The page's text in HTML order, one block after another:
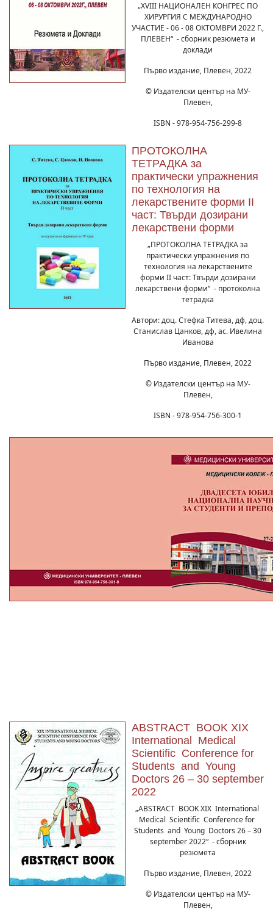
„XVIII НАЦИОНАЛЕН КОНГРЕС ПО
ХИРУРГИЯ С МЕЖДУНАРОДНО
УЧАСТИЕ - 06 - 08 ОКТОМВРИ 2022 Г.,
ПЛЕВЕН“ - сборник резюмета и
доклади
Първо издание, Плевен, 2022
© Издателски център на МУ-
Плевен,
ISBN - 978-954-756-299-8
ПРОТОКОЛНА
ТЕТРАДКА за
практически упражнения
по технология на
лекарствените форми II
част: Твърди дозирани
лекарствени форми
„ПРОТОКОЛНА ТЕТРАДКА за
практически упражнения по
технология на лекарствените
форми II част: Твърди дозирани
лекарствени форми“ - протоколна
тетрадка
Автори: доц. Стефка Титева, дф, доц.
Станислав Цанков, дф, ас. Ивелина
Иванова
Първо издание, Плевен, 2022
© Издателски център на МУ-
Плевен,
ISBN - 978-954-756-300-1
ABSTRACT BOOK XIX
International Medical
Scientific Conference for
Students and Young
Doctors 26 – 30 september
2022
„ABSTRACT BOOK XIX International
Medical Scientific Conference for
Students and Young Doctors 26 – 30
september 2022“ - сборник
резюмета
Първо издание, Плевен, 2022
© Издателски център на МУ-
Плевен,